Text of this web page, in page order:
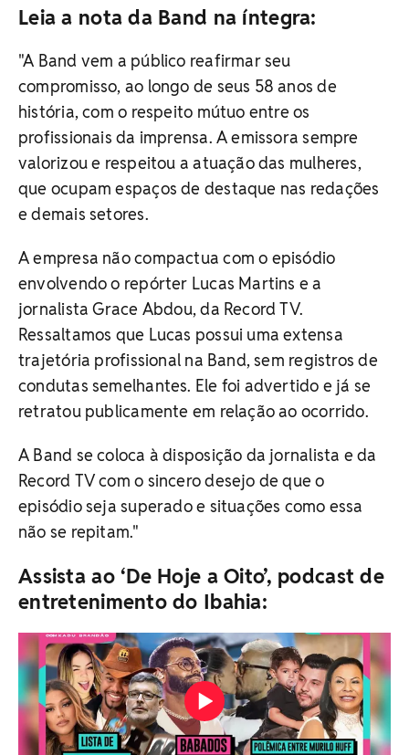
Leia a nota da Band na íntegra:
"A Band vem a público reafirmar seu
compromisso, ao longo de seus 58 anos de
história, com o respeito mútuo entre os
profissionais da imprensa. A emissora sempre
valorizou e respeitou a atuação das mulheres,
que ocupam espaços de destaque nas redações
e demais setores.
A empresa não compactua com o episódio
envolvendo o repórter Lucas Martins e a
jornalista Grace Abdou, da Record TV.
Ressaltamos que Lucas possui uma extensa
trajetória profissional na Band, sem registros de
condutas semelhantes. Ele foi advertido e já se
retratou publicamente em relação ao ocorrido.
A Band se coloca à disposição da jornalista e da
Record TV com o sincero desejo de que o
episódio seja superado e situações como essa
não se repitam."
Assista ao ‘De Hoje a Oito’, podcast de
entretenimento do Ibahia: